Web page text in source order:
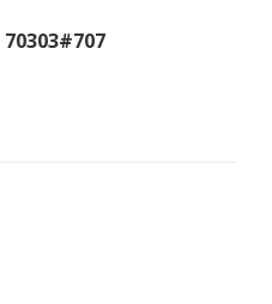
70303#707